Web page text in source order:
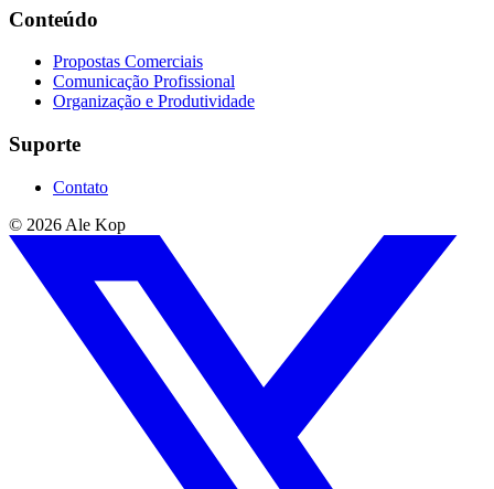
Conteúdo
Propostas Comerciais
Comunicação Profissional
Organização e Produtividade
Suporte
Contato
© 2026 Ale Kop